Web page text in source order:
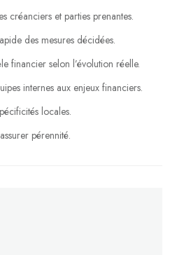
créanciers et parties prenantes.
des mesures décidées.
financier selon l’évolution réelle.
internes aux enjeux financiers.
locales.
pérennité.